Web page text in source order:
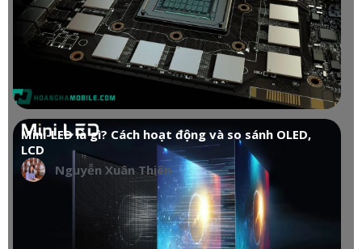
Mini-LED là gì? Cách hoạt động và so sánh OLED,
LCD
Nguyễn Xuân Thiên